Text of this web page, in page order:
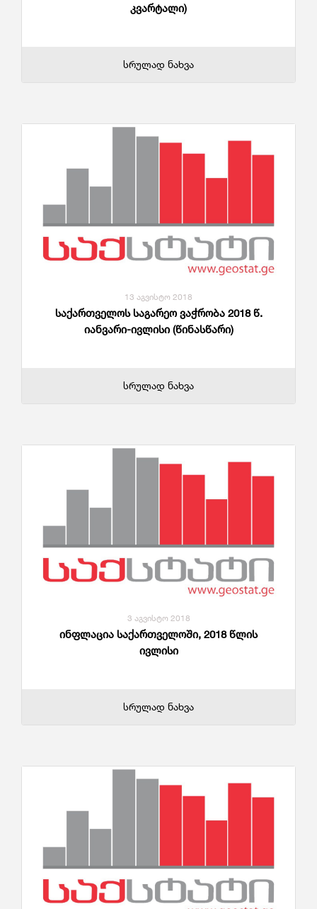
კვარტალი)
სრულად ნახვა
13 აგვისტო 2018
საქართველოს საგარეო ვაჭრობა 2018 წ.
იანვარი-ივლისი (წინასწარი)
სრულად ნახვა
3 აგვისტო 2018
ინფლაცია საქართველოში, 2018 წლის
ივლისი
სრულად ნახვა